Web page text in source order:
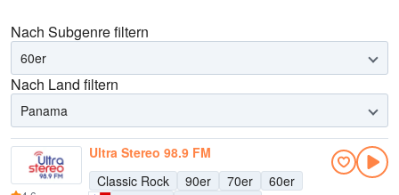
Nach Subgenre filtern
60er
Nach Land filtern
Panama
Ultra Stereo 98.9 FM
Classic Rock
90er 70er
60er